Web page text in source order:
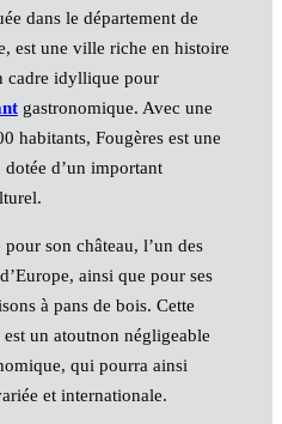
dans le département de
est une ville riche en histoire
cadre idyllique pour
gastronomique. Avec une
habitants, Fougères est une
d’un important
son château, l’un des
ainsi que pour ses
à pans de bois. Cette
un atoutnon négligeable
qui pourra ainsi
et internationale.